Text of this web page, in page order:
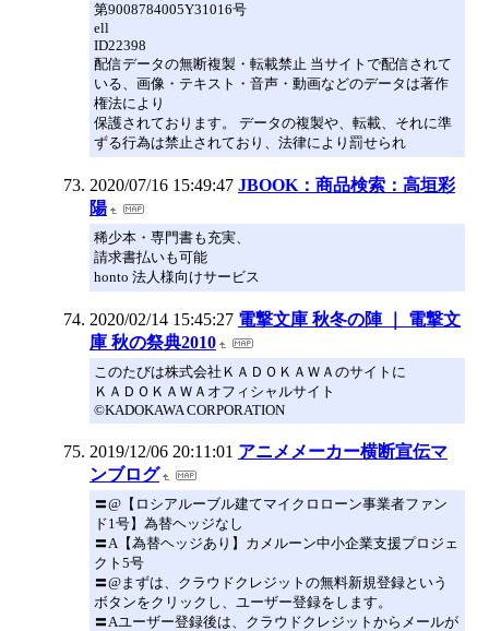
第9008784005Y31016号
ell
ID22398
配信データの無断複製・転載禁止 当サイトで配信されて
いる、画像・テキスト・音声・動画などのデータは著作
権法により
保護されております。 データの複製や、転載、それに準
ずる行為は禁止されており、法律により罰せられ
2020/07/16 15:49:47 JBOOK：商品検索：高垣彩
陽
稀少本・専門書も充実、
請求書払いも可能
honto 法人様向けサービス
2020/02/14 15:45:27 電撃文庫 秋冬の陣 ｜ 電撃文
庫 秋の祭典2010
このたびは株式会社ＫＡＤＯＫＡＷＡのサイトに
ＫＡＤＯＫＡＷＡオフィシャルサイト
©KADOKAWA CORPORATION
2019/12/06 20:11:01 アニメメーカー横断宣伝マ
ンブログ
〓@【ロシアルーブル建てマイクロローン事業者ファン
ド1号】為替ヘッジなし
〓A【為替ヘッジあり】カメルーン中小企業支援プロジェ
クト5号
〓@まずは、クラウドクレジットの無料新規登録という
ボタンをクリックし、ユーザー登録をします。
〓Aユーザー登録後は、クラウドクレジットからメールが